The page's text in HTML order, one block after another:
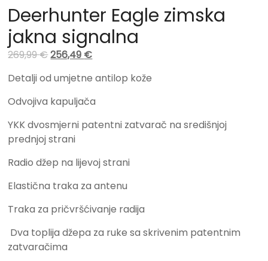
Deerhunter Eagle zimska
jakna signalna
269,99€256,49 €
Detalji od umjetne antilop kože
Odvojiva kapuljača
YKK dvosmjerni patentni zatvarač na središnjoj
prednjoj strani
Radio džep na lijevoj strani
Elastična traka za antenu
Traka za pričvršćivanje radija
Dva toplija džepa za ruke sa skrivenim patentnim
zatvaračima